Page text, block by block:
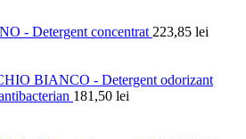
- Detergent concentrat 223,85 lei
BIANCO - Detergent odorizant
181,50 lei